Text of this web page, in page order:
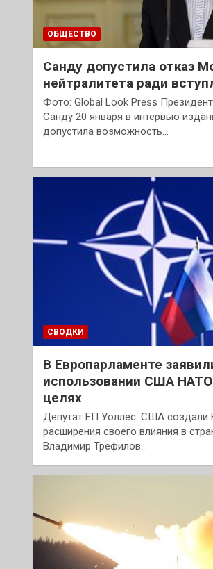
ОБЩЕСТВО
Санду допустила отказ
нейтралитета ради
Фото: Global Look Press
Санду 20 января в интервью
допустила возможность…
СВОДКИ
В Европарламенте
использовании США
целях
Депутат ЕП Уоллес: США создали
расширения своего влияния в
Владимир Трефилов…